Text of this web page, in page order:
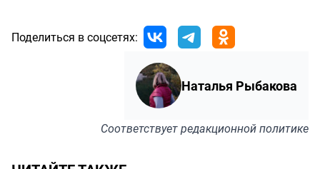
Поделиться в соцсетях:
Наталья Рыбакова
Соответствуетредакционной политике